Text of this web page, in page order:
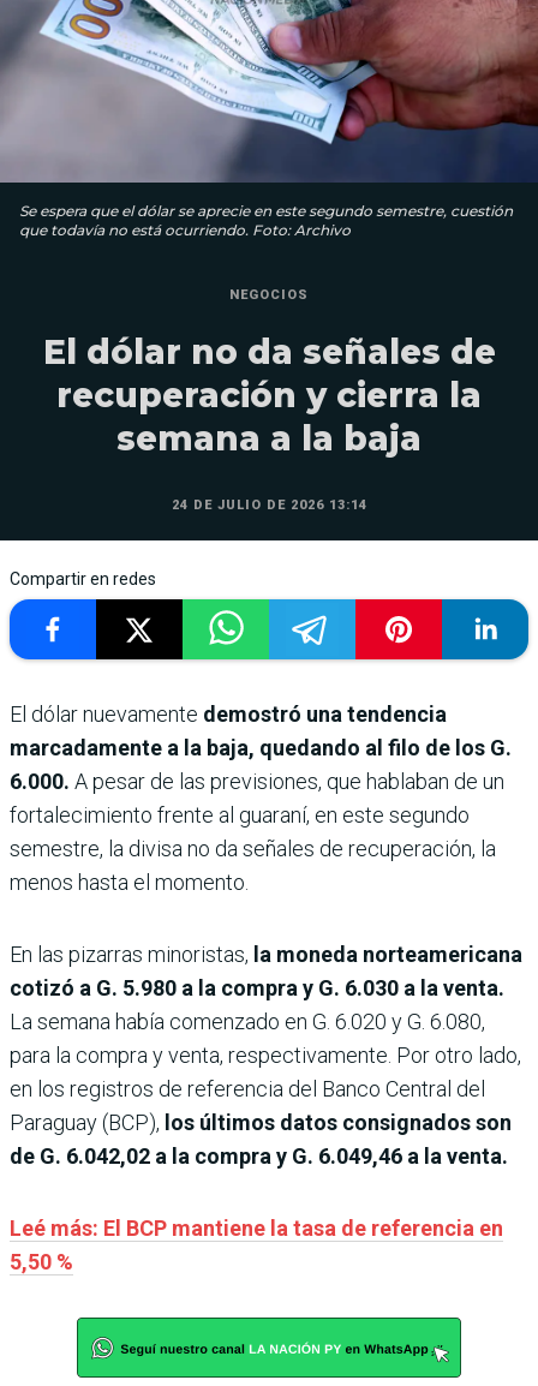
Se espera que el dólar se aprecie en este segundo semestre, cuestión
que todavía no está ocurriendo. Foto: Archivo
NEGOCIOS
El dólar no da señales de
recuperación y cierra la
semana a la baja
24 DE JULIO DE 2026 13:14
Compartir en redes
El dólar nuevamente demostró una tendencia
marcadamente a la baja, quedando al filo de los G.
6.000. A pesar de las previsiones, que hablaban de un
fortalecimiento frente al guaraní, en este segundo
semestre, la divisa no da señales de recuperación, la
menos hasta el momento.
En las pizarras minoristas, la moneda norteamericana
cotizó a G. 5.980 a la compra y G. 6.030 a la venta.
La semana había comenzado en G. 6.020 y G. 6.080,
para la compra y venta, respectivamente. Por otro lado,
en los registros de referencia del Banco Central del
Paraguay (BCP), los últimos datos consignados son
de G. 6.042,02 a la compra y G. 6.049,46 a la venta.
Leé más: El BCP mantiene la tasa de referencia en
5,50 %